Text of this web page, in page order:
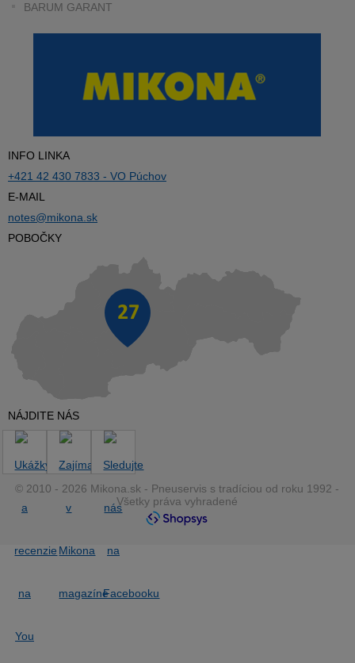
BARUM GARANT
INFO LINKA
+421 42 430 7833 - VO Púchov
E-MAIL
notes@mikona.sk
POBOČKY
NÁJDITE NÁS
© 2010 - 2026 Mikona.sk - Pneuservis s tradíciou od roku 1992 -
Všetky práva vyhradené